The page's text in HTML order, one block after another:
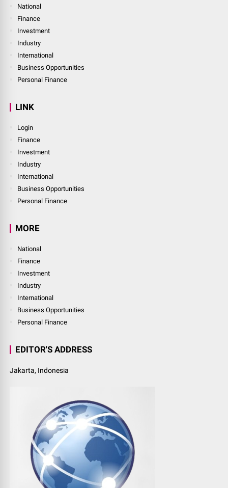
National
Finance
Investment
Industry
International
Business Opportunities
Personal Finance
LINK
Login
Finance
Investment
Industry
International
Business Opportunities
Personal Finance
MORE
National
Finance
Investment
Industry
International
Business Opportunities
Personal Finance
EDITOR'S ADDRESS
Jakarta, Indonesia